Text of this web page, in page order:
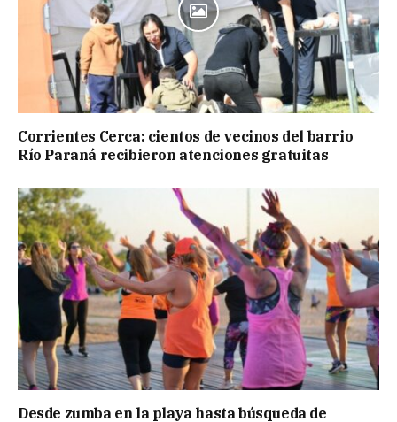
Corrientes Cerca: cientos de vecinos del barrio
Río Paraná recibieron atenciones gratuitas
Desde zumba en la playa hasta búsqueda de